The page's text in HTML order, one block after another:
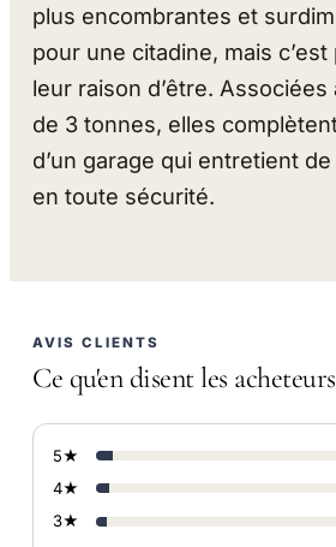
plus encombrantes et
pour une citadine, mais
leur raison d’être.
de 3 tonnes, elles
d’un garage qui entretient
en toute sécurité.
AVIS CLIENTS
Ce qu'en disent les
5★
4★
3★